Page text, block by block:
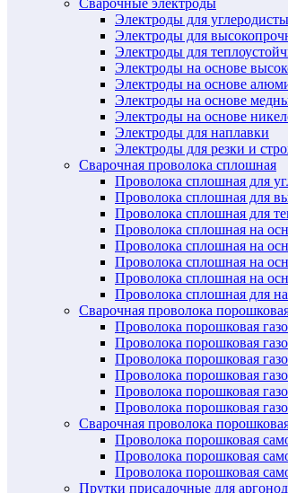
Сварочные электроды
Электроды для
Электроды для
Электроды для
Электроды на основе
Электроды на основе
Электроды на основе
Электроды на основе
Электроды для наплавки
Электроды для резки и
Сварочная проволока сплошная
Проволока сплошная для
Проволока сплошная для
Проволока сплошная для
Проволока сплошная на
Проволока сплошная на
Проволока сплошная на
Проволока сплошная на
Проволока сплошная для
Сварочная проволока
Проволока порошковая
Проволока порошковая
Проволока порошковая
Проволока порошковая
Проволока порошковая
Проволока порошковая
Сварочная проволока
Проволока порошковая
Проволока порошковая
Проволока порошковая
Прутки присадочные для